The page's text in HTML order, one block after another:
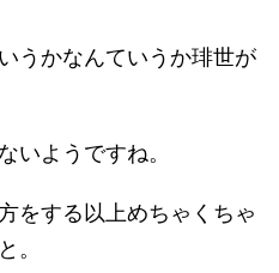
うかなんていうか琲世が
いようですね。
をする以上めちゃくちゃ
。